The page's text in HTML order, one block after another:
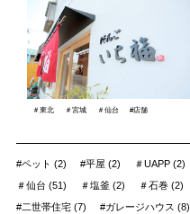
＃東北 ＃宮城 ＃仙台 #店舗
#ペット (2) #平屋 (2) ＃UAPP (2)
＃仙台 (51)
＃塩釜 (2) ＃石巻 (2)
#二世帯住宅 (7)
#ガレージハウス (8)